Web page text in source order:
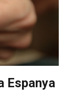
Espanya